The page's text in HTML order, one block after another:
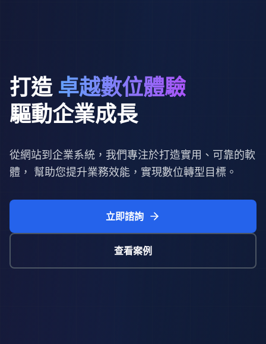
打造卓越數位體驗
驅動企業成長
從網站到企業系統，我們專注於打造實用、可靠的軟
體， 幫助您提升業務效能，實現數位轉型目標。
立即諮詢
查看案例